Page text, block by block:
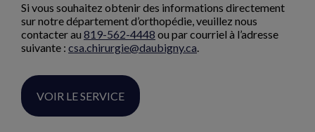
Si vous souhaitez obtenir des informations directement
sur notre département d’orthopédie, veuillez nous
contacter au 819-562-4448 ou par courriel à l’adresse
suivante : csa.chirurgie@daubigny.ca.
VOIR LE SERVICE